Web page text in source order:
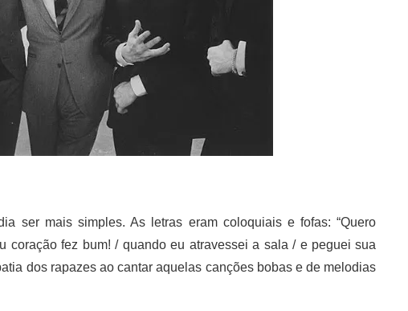
ser mais simples. As letras eram coloquiais e fofas: “Quero
coração fez bum! / quando eu atravessei a sala / e peguei sua
dos rapazes ao cantar aquelas canções bobas e de melodias